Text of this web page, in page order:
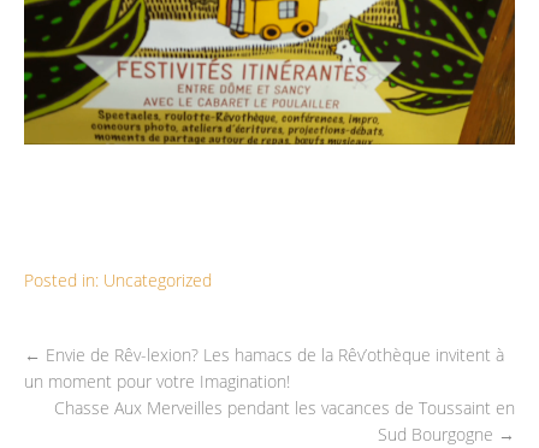
Posted in: Uncategorized
← Envie de Rêv-lexion? Les hamacs de la Rêv’othèque invitent à
un moment pour votre Imagination!
Chasse Aux Merveilles pendant les vacances de Toussaint en
Sud Bourgogne →